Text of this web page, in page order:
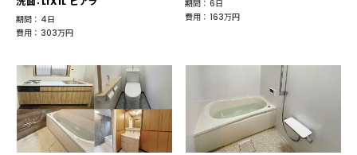
期間 ： 4日
費用 ： 303万円
期間 ： 6日
費用 ： 163万円